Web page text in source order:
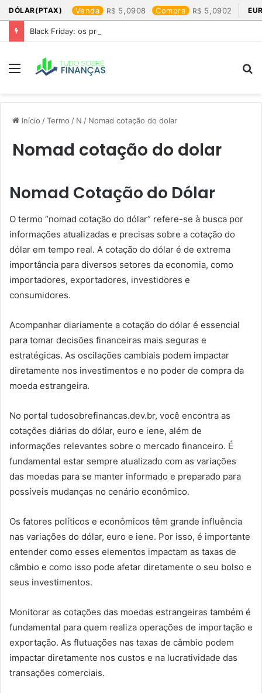
DÓLAR(PTAX) Venda 5,0908 Compra 5,0902
Black Friday: os produtos que mais valem a pena
Menu
Início /Termo / N / Nomad cotação do dolar​
Nomad cotação do dolar​
Nomad Cotação do Dólar
O termo “nomad cotação do dólar” refere-se à busca por
informações atualizadas e precisas sobre a cotação do
dólar em tempo real. A cotação do dólar é de extrema
importância para diversos setores da economia, como
importadores, exportadores, investidores e
consumidores.
Acompanhar diariamente a cotação do dólar é essencial
para tomar decisões financeiras mais seguras e
estratégicas. As oscilações cambiais podem impactar
diretamente nos investimentos e no poder de compra da
moeda estrangeira.
No portal tudosobrefinancas.dev.br, você encontra as
cotações diárias do dólar, euro e iene, além de
informações relevantes sobre o mercado financeiro. É
fundamental estar sempre atualizado com as variações
das moedas para se manter informado e preparado para
possíveis mudanças no cenário econômico.
Os fatores políticos e econômicos têm grande influência
nas variações do dólar, euro e iene. Por isso, é importante
entender como esses elementos impactam as taxas de
câmbio e como isso pode afetar diretamente o seu bolso e
seus investimentos.
Monitorar as cotações das moedas estrangeiras também é
fundamental para quem realiza operações de importação e
exportação. As flutuações nas taxas de câmbio podem
impactar diretamente nos custos e na lucratividade das
transações comerciais.